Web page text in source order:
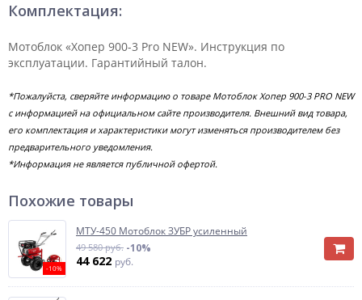
Комплектация:
Мотоблок «Хопер 900-3 Pro NEW». Инструкция по
эксплуатации. Гарантийный талон.
*Пожалуйста, сверяйте информацию о товаре Мотоблок Хопер 900-3 PRO NEW
с информацией на официальном сайте производителя. Внешний вид товара,
его комплектация и характеристики могут изменяться производителем без
предварительного уведомления.
*Информация не является публичной офертой.
Похожие товары
-10%
МТУ-450 Мотоблок ЗУБР усиленный
49 580 руб. -10%
44 622 руб.